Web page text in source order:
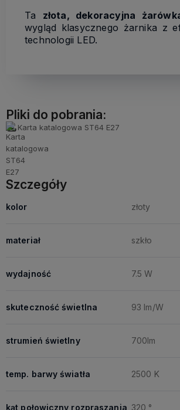
Ta złota, dekoracyjna
wygląd klasycznego żarnika z
technologii LED.
Pliki do pobrania:
Karta katalogowa ST64 E27
Szczegóły
kolor złoty
materiał szkło
wydajność 7.5 W
skuteczność świetlna 93 lm/W
strumień świetlny 700lm
temp. barwy światła 2500 K
kąt połowiczny rozpraszania 320 °